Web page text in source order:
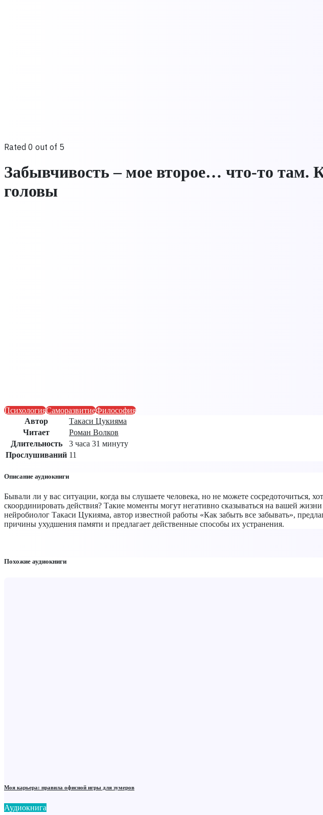
Rated 0 out of 5
Забывчивость – мое второе… что-то там.
головы
ПсихологияСаморазвитиеФилософия
Автор
Такаси Цукияма
Читает
Роман Волков
Длительность
3 часа 31 минуту
Прослушиваний 11
Описание аудиокниги
Бывали ли у вас ситуации, когда вы слушаете человека, но не можете сосредоточиться,
скоординировать действия? Такие моменты могут негативно сказываться на вашей
нейробиолог Такаси Цукияма, автор известной работы «Как забыть все забывать»,
причины ухудшения памяти и предлагает действенные способы их устранения.
Похожие аудиокниги
Моя карьера: правила офисной игры для зумеров
Аудиокнига